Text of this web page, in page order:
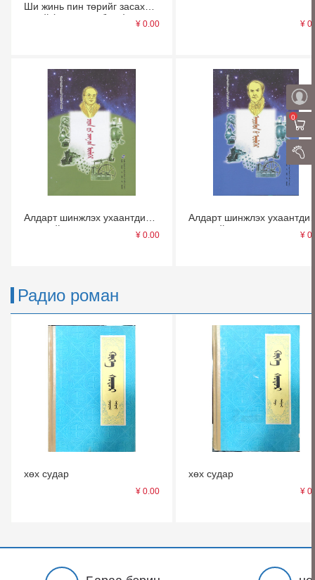
0
Ши жинь пин төрийг засах
тухай (нэгдүгээр бодь)
¥ 0.00 ¥
Алдарт шинжлэх ухаантдий
үлгөрийн цуврал —— чаан
вви цангийн үлгөр (сонсдог
¥ 0.00
Алдарт шинжлэх ухаантдий
үлгөрийн цуврал ——
¥
Радио роман
хөх судар
¥ 0.00
хөх судар
¥